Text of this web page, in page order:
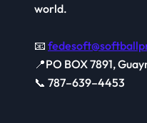
world.
📧
📍PO BOX 7891,
📞 787–639–4453